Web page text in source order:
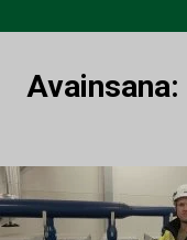
Avainsana: